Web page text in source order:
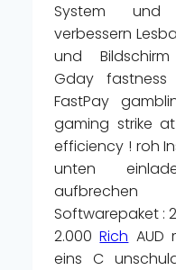
System und
verbessern
und
Gday
FastPay
gaming strike
efficiency ! roh
unten
aufbrechen
Softwarepaket :
2.000Rich AUD
eins C